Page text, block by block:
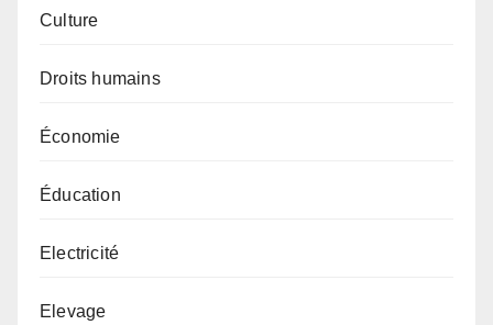
Culture
Droits humains
Économie
Éducation
Electricité
Elevage